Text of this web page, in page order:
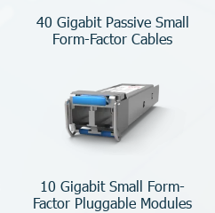
40 Gigabit Passive Small
Form-Factor Cables
10 Gigabit Small Form-
Factor Pluggable Modules